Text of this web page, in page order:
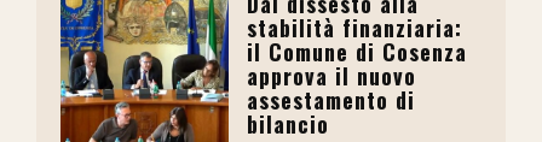
stabilità finanziaria:
il Comune di Cosenza
approva il nuovo
assestamento di
bilancio